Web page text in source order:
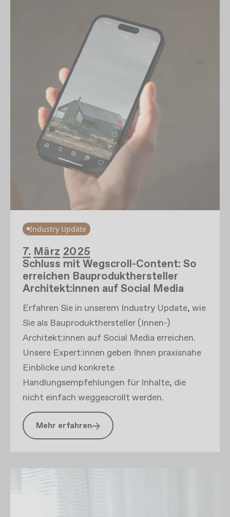
Industry Update
7. März 2025
Schluss mit Wegscroll-Content: So
erreichen Bauprodukthersteller
Architekt:innen auf Social Media
Erfahren Sie in unserem Industry Update, wie
Sie als Bauprodukthersteller (Innen-)
Architekt:innen auf Social Media erreichen.
Unsere Expert:innen geben Ihnen praxisnahe
Einblicke und konkrete
Handlungsempfehlungen für Inhalte, die
nicht einfach weggescrollt werden.
Mehr erfahren